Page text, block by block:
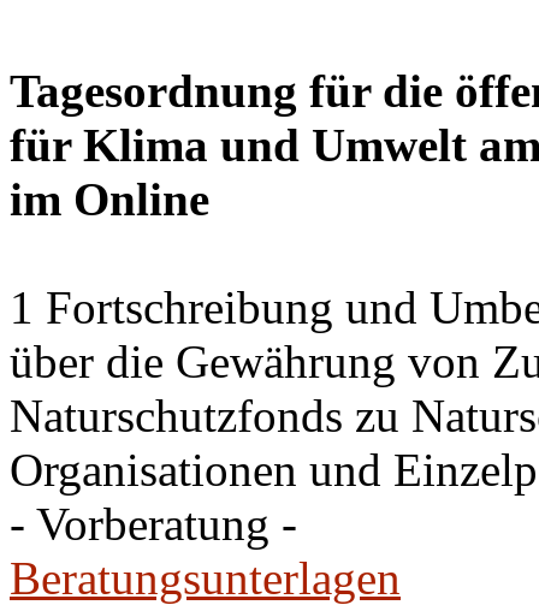
Tagesordnung für die
für Klima und Umwelt
im Online
1 Fortschreibung und
über die Gewährung von
Naturschutzfonds zu
Organisationen und
- Vorberatung -
Beratungsunterlagen